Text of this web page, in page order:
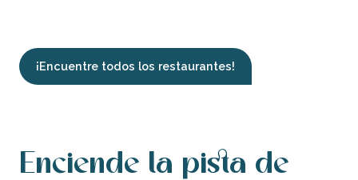
¡Encuentre todos los restaurantes!
Enciende la pista de